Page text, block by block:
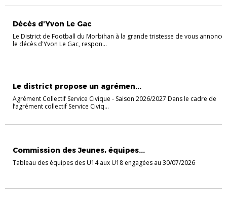
Décès d'Yvon Le Gac
Le District de Football du Morbihan à la grande tristesse de vous annoncer
le décès d'Yvon Le Gac, respon...
Le district propose un agrémen...
Agrément Collectif Service Civique - Saison 2026/2027 Dans le cadre de
l’agrément collectif Service Civiq...
Commission des Jeunes, équipes...
Tableau des équipes des U14 aux U18 engagées au 30/07/2026